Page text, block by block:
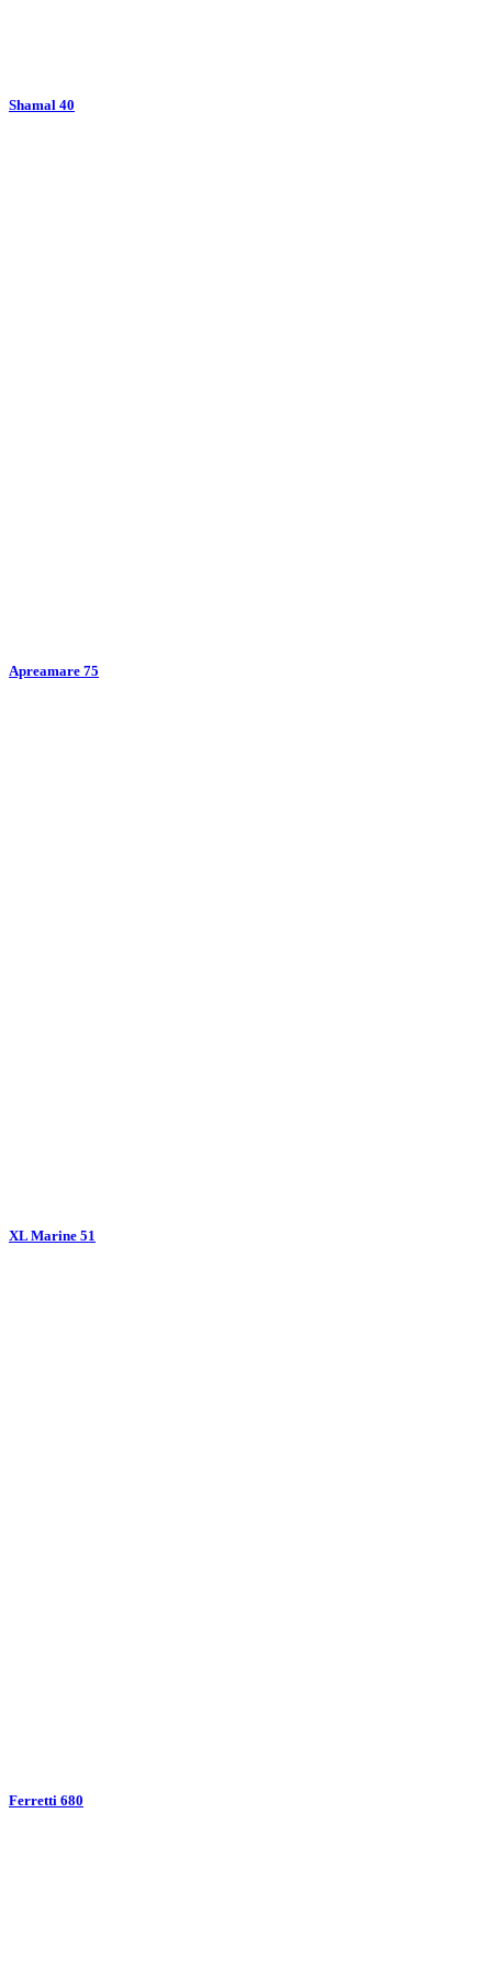
Shamal 40
Apreamare 75
XL Marine 51
Ferretti 680